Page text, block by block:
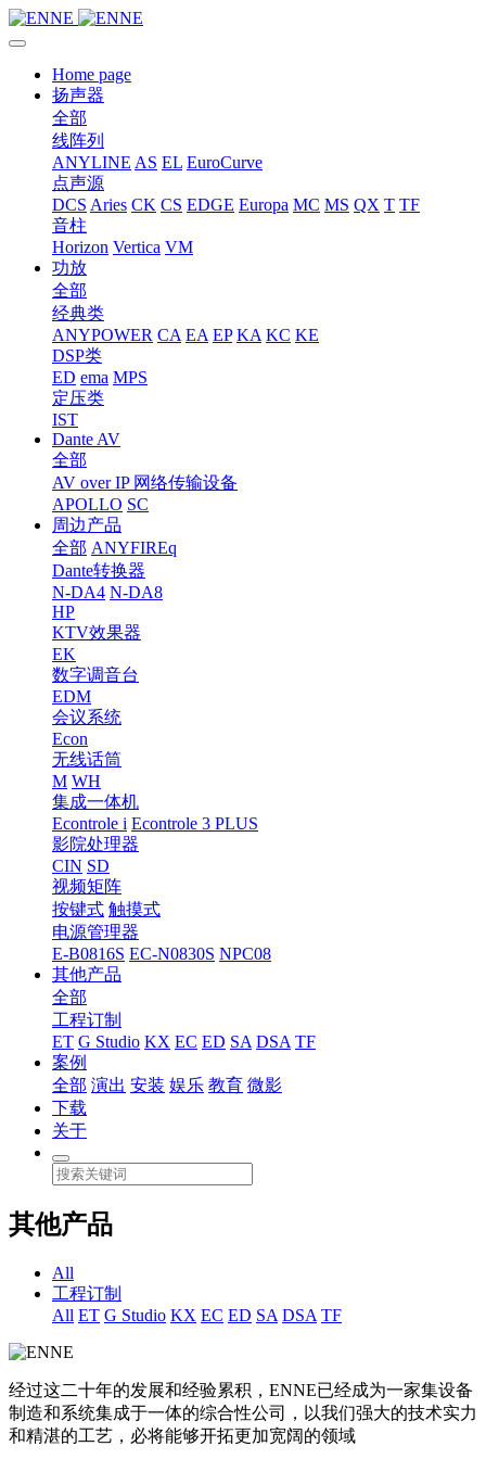
Home page
扬声器
全部
线阵列
ANYLINE AS EL EuroCurve
点声源
DCS Aries CK CS EDGE Europa MC MS QX T TF
音柱
Horizon Vertica VM
功放
全部
经典类
ANYPOWER CA EA EP KA KC KE
DSP类
ED ema MPS
定压类
IST
Dante AV
全部
AV over IP 网络传输设备
APOLLO SC
周边产品
全部 ANYFIREq
Dante转换器
N-DA4 N-DA8
HP
KTV效果器
EK
数字调音台
EDM
会议系统
Econ
无线话筒
M WH
集成一体机
Econtrole i Econtrole 3 PLUS
影院处理器
CIN SD
视频矩阵
按键式 触摸式
电源管理器
E-B0816S EC-N0830S NPC08
其他产品
全部
工程订制
ET G Studio KX EC ED SA DSA TF
案例
全部 演出 安装 娱乐 教育 微影
下载
关于
其他产品
All
工程订制
All ET G Studio KX EC ED SA DSA TF
经过这二十年的发展和经验累积，ENNE已经成为一家集设备
制造和系统集成于一体的综合性公司，以我们强大的技术实力
和精湛的工艺，必将能够开拓更加宽阔的领域